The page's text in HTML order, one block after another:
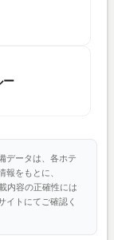
ー
データは、各ホテ
をもとに、
内容の正確性には
イトにてご確認く